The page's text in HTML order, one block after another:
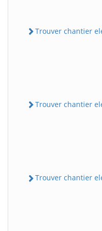
Trouver chantier
Trouver chantier
Trouver chantier